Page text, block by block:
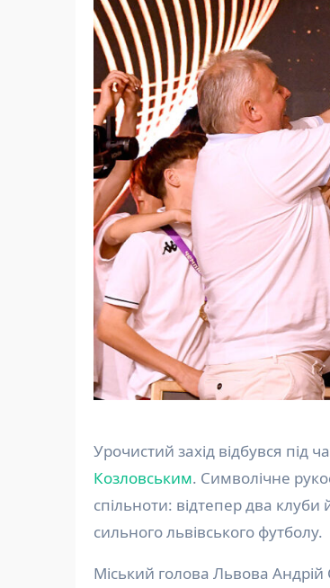
Урочистий захід відбувся під
Козловським. Символічне
спільноти: відтепер два
сильного львівського футболу.
Міський голова Львова Андрій